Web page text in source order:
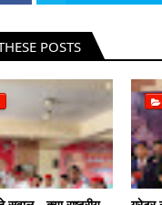
POSTS